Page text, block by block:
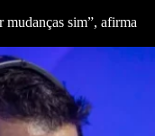
mudanças sim”, afirma